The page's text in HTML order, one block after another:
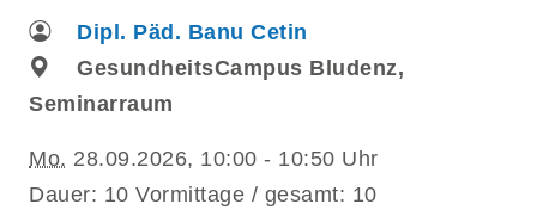
Dipl. Päd. Banu Cetin
GesundheitsCampus Bludenz,
Seminarraum
Mo. 28.09.2026, 10:00 - 10:50 Uhr
Dauer: 10 Vormittage / gesamt: 10